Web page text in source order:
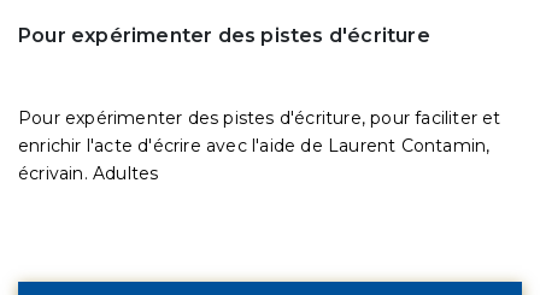
Pour expérimenter des pistes d'écriture
Pour expérimenter des pistes d'écriture, pour faciliter et
enrichir l'acte d'écrire avec l'aide de Laurent Contamin,
écrivain. Adultes